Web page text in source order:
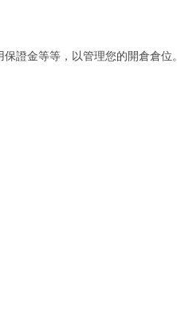
證金等等，以管理您的開倉倉位。